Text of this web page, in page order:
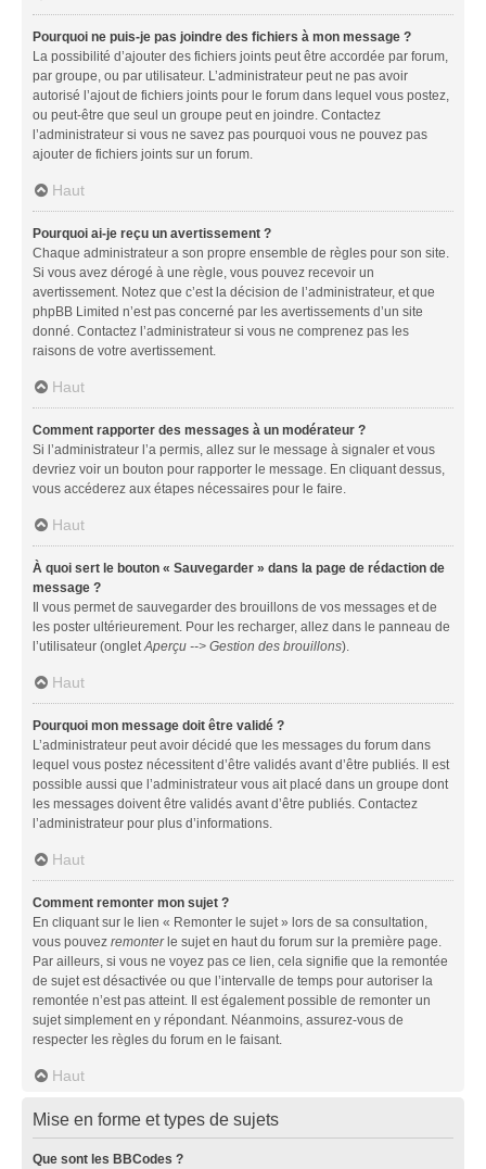
Pourquoi ne puis-je pas joindre des fichiers à mon message ?
La possibilité d’ajouter des fichiers joints peut être accordée par forum,
par groupe, ou par utilisateur. L’administrateur peut ne pas avoir
autorisé l’ajout de fichiers joints pour le forum dans lequel vous postez,
ou peut-être que seul un groupe peut en joindre. Contactez
l’administrateur si vous ne savez pas pourquoi vous ne pouvez pas
ajouter de fichiers joints sur un forum.
Haut
Pourquoi ai-je reçu un avertissement ?
Chaque administrateur a son propre ensemble de règles pour son site.
Si vous avez dérogé à une règle, vous pouvez recevoir un
avertissement. Notez que c’est la décision de l’administrateur, et que
phpBB Limited n’est pas concerné par les avertissements d’un site
donné. Contactez l’administrateur si vous ne comprenez pas les
raisons de votre avertissement.
Haut
Comment rapporter des messages à un modérateur ?
Si l’administrateur l’a permis, allez sur le message à signaler et vous
devriez voir un bouton pour rapporter le message. En cliquant dessus,
vous accéderez aux étapes nécessaires pour le faire.
Haut
À quoi sert le bouton « Sauvegarder » dans la page de rédaction de
message ?
Il vous permet de sauvegarder des brouillons de vos messages et de
les poster ultérieurement. Pour les recharger, allez dans le panneau de
l’utilisateur (onglet Aperçu --> Gestion des brouillons).
Haut
Pourquoi mon message doit être validé ?
L’administrateur peut avoir décidé que les messages du forum dans
lequel vous postez nécessitent d’être validés avant d’être publiés. Il est
possible aussi que l’administrateur vous ait placé dans un groupe dont
les messages doivent être validés avant d’être publiés. Contactez
l’administrateur pour plus d’informations.
Haut
Comment remonter mon sujet ?
En cliquant sur le lien « Remonter le sujet » lors de sa consultation,
vous pouvez remonterle sujet en haut du forum sur la première page.
Par ailleurs, si vous ne voyez pas ce lien, cela signifie que la remontée
de sujet est désactivée ou que l’intervalle de temps pour autoriser la
remontée n’est pas atteint. Il est également possible de remonter un
sujet simplement en y répondant. Néanmoins, assurez-vous de
respecter les règles du forum en le faisant.
Haut
Mise en forme et types de sujets
Que sont les BBCodes ?